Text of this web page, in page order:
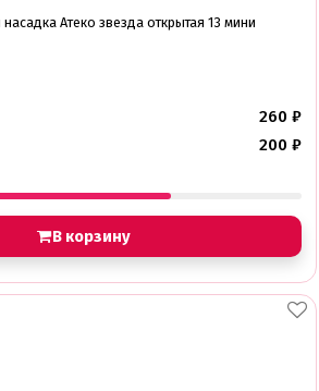
Атеко звезда открытая 13 мини
260 ₽
200 ₽
В корзину